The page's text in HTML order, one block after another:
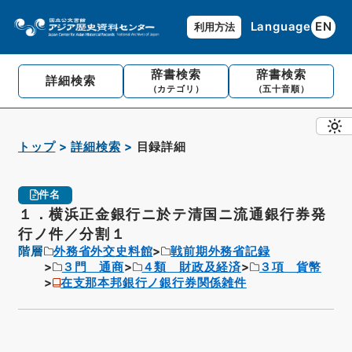
利用方法 Language EN
詳細検索 辞書検索
（カテゴリ）
辞書検索
（五十音順）
トップ 詳細検索 目録詳細
件名
１．横浜正金銀行ニ於テ清国ニ流通銀行券発
行ノ件／分割１
階層 外務省外交史料館
戦前期外務省記録
３門 通商
４類 財政及経済
３項 貨幣
在支那本邦銀行ノ銀行券関係雑件